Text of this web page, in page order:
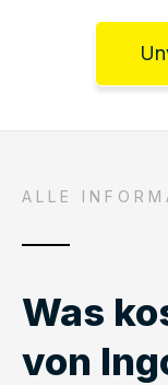
ALLE
Was
von